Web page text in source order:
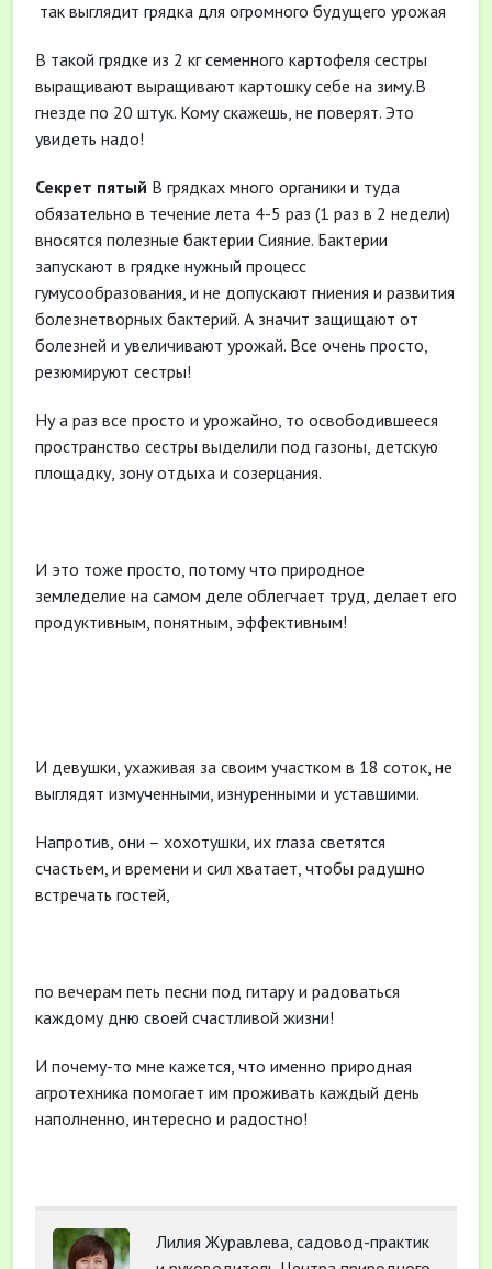
так выглядит грядка для огромного будущего урожая
В такой грядке из 2 кг семенного картофеля сестры
выращивают выращивают картошку себе на зиму.В
гнезде по 20 штук. Кому скажешь, не поверят. Это
увидеть надо!
Секрет пятый В грядках много органики и туда
обязательно в течение лета 4-5 раз (1 раз в 2 недели)
вносятся полезные бактерии Сияние. Бактерии
запускают в грядке нужный процесс
гумусообразования, и не допускают гниения и развития
болезнетворных бактерий. А значит защищают от
болезней и увеличивают урожай. Все очень просто,
резюмируют сестры!
Ну а раз все просто и урожайно, то освободившееся
пространство сестры выделили под газоны, детскую
площадку, зону отдыха и созерцания.
И это тоже просто, потому что природное
земледелие на самом деле облегчает труд, делает его
продуктивным, понятным, эффективным!
И девушки, ухаживая за своим участком в 18 соток, не
выглядят измученными, изнуренными и уставшими.
Напротив, они – хохотушки, их глаза светятся
счастьем, и времени и сил хватает, чтобы радушно
встречать гостей,
по вечерам петь песни под гитару и радоваться
каждому дню своей счастливой жизни!
И почему-то мне кажется, что именно природная
агротехника помогает им проживать каждый день
наполненно, интересно и радостно!
Лилия Журавлева, садовод-практик